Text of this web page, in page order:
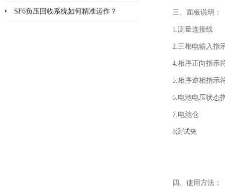
SF6负压回收系统如何精准运作？ 三、面板说明：
1.测量连接线
2.三相电输入指
4.相序正向指示
5.相序逆相指示
6.电池电压状态
7.电池仓
8测试夹
四、使用方法：